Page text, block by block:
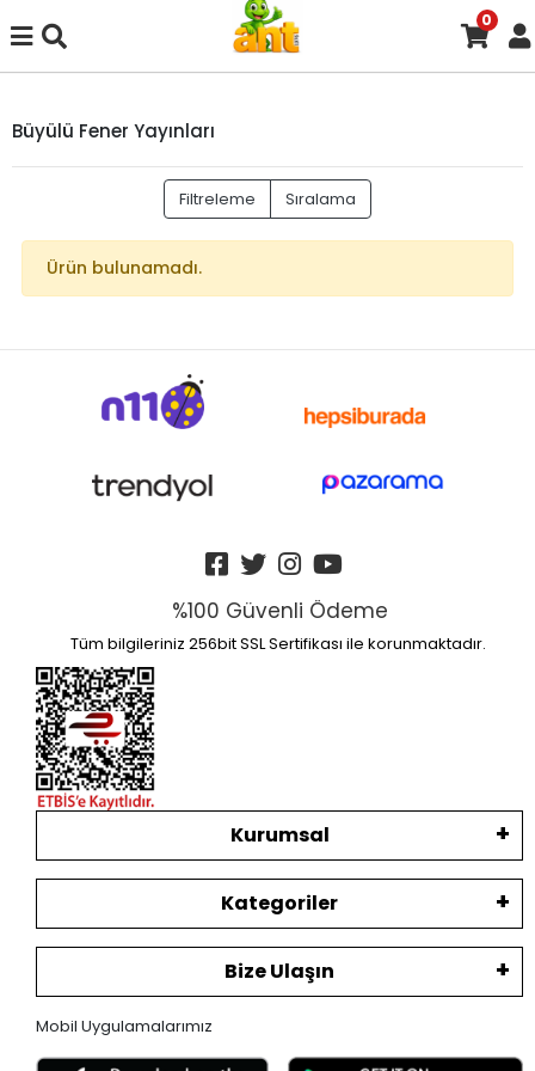
0
Büyülü Fener Yayınları
Filtreleme Sıralama
Ürün bulunamadı.
%100 Güvenli Ödeme
Tüm bilgileriniz 256bit SSL Sertifikası ile korunmaktadır.
Kurumsal
Kategoriler
Bize Ulaşın
Mobil Uygulamalarımız